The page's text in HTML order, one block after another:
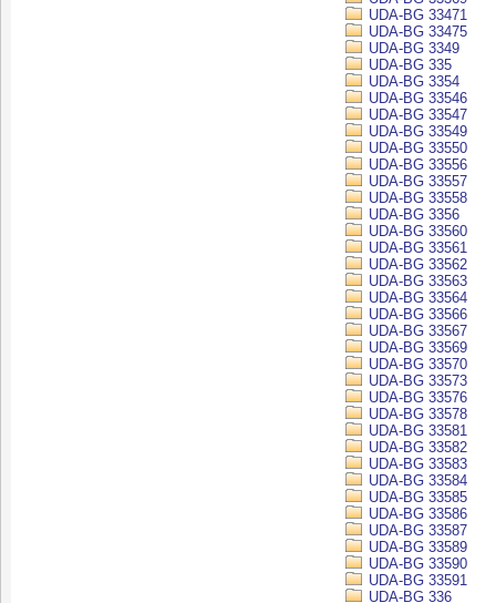
UDA-BG 33471
UDA-BG 33475
UDA-BG 3349
UDA-BG 335
UDA-BG 3354
UDA-BG 33546
UDA-BG 33547
UDA-BG 33549
UDA-BG 33550
UDA-BG 33556
UDA-BG 33557
UDA-BG 33558
UDA-BG 3356
UDA-BG 33560
UDA-BG 33561
UDA-BG 33562
UDA-BG 33563
UDA-BG 33564
UDA-BG 33566
UDA-BG 33567
UDA-BG 33569
UDA-BG 33570
UDA-BG 33573
UDA-BG 33576
UDA-BG 33578
UDA-BG 33581
UDA-BG 33582
UDA-BG 33583
UDA-BG 33584
UDA-BG 33585
UDA-BG 33586
UDA-BG 33587
UDA-BG 33589
UDA-BG 33590
UDA-BG 33591
UDA-BG 336